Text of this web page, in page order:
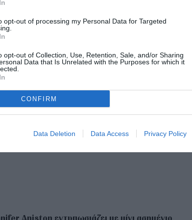
opt-out of processing my Personal Data for Targeted
opt-out of Collection, Use, Retention, Sale, and/or Sharing
Data that Is Unrelated with the Purposes for which it
CONFIRM
Data Deletion Data Access Privacy Policy
«έκλεισε» στο The Morning Show που της
στις Χρυσές Σφαίρες και τα
έκλινε ως plan b, η ηθοποιός απάντησε ότι
εσωτερικών χώρων.